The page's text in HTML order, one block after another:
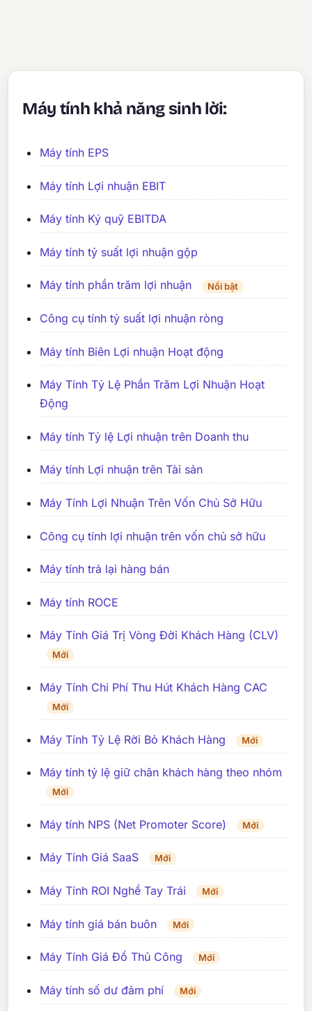
Máy tính khả năng sinh lời:
Máy tính EPS
Máy tính Lợi nhuận EBIT
Máy tính Ký quỹ EBITDA
Máy tính tỷ suất lợi nhuận gộp
Máy tính phần trăm lợi nhuận Nổi bật
Công cụ tính tỷ suất lợi nhuận ròng
Máy tính Biên Lợi nhuận Hoạt động
Máy Tính Tỷ Lệ Phần Trăm Lợi Nhuận Hoạt
Động
Máy tính Tỷ lệ Lợi nhuận trên Doanh thu
Máy tính Lợi nhuận trên Tài sản
Máy Tính Lợi Nhuận Trên Vốn Chủ Sở Hữu
Công cụ tính lợi nhuận trên vốn chủ sở hữu
Máy tính trả lại hàng bán
Máy tính ROCE
Máy Tính Giá Trị Vòng Đời Khách Hàng (CLV)
Mới
Máy Tính Chi Phí Thu Hút Khách Hàng CAC
Mới
Máy Tính Tỷ Lệ Rời Bỏ Khách Hàng Mới
Máy tính tỷ lệ giữ chân khách hàng theo nhóm
Mới
Máy tính NPS (Net Promoter Score) Mới
Máy Tính Giá SaaS Mới
Máy Tính ROI Nghề Tay Trái Mới
Máy tính giá bán buôn Mới
Máy Tính Giá Đồ Thủ Công Mới
Máy tính số dư đảm phí Mới